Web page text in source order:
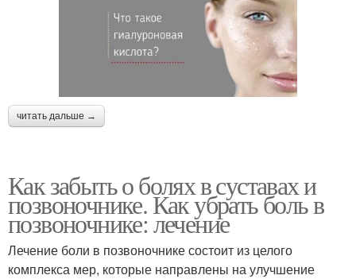
читать дальше →
Как забыть о болях в суставах и
позвоночнике. Как убрать боль в
позвоночнике: лечение
Лечение боли в позвоночнике состоит из целого
комплекса мер, которые направлены на улучшение